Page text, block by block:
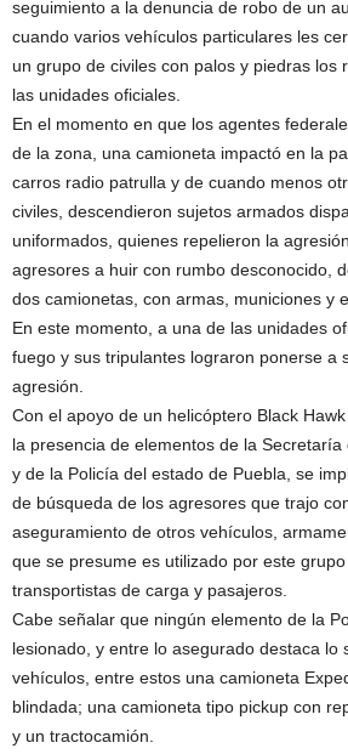
seguimiento a la denuncia de robo de un
cuando varios vehículos particulares les
un grupo de civiles con palos y piedras los
las unidades oficiales.
En el momento en que los agentes
de la zona, una camioneta impactó en la
carros radio patrulla y de cuando menos
civiles, descendieron sujetos armados
uniformados, quienes repelieron la
agresores a huir con rumbo desconocido,
dos camionetas, con armas, municiones y
En este momento, a una de las unidades
fuego y sus tripulantes lograron ponerse a
agresión.
Con el apoyo de un helicóptero Black
la presencia de elementos de la
y de la Policía del estado de Puebla, se
de búsqueda de los agresores que trajo
aseguramiento de otros vehículos,
que se presume es utilizado por este
transportistas de carga y pasajeros.
Cabe señalar que ningún elemento de la
lesionado, y entre lo asegurado destaca lo
vehículos, entre estos una camioneta
blindada; una camioneta tipo pickup con
y un tractocamión.